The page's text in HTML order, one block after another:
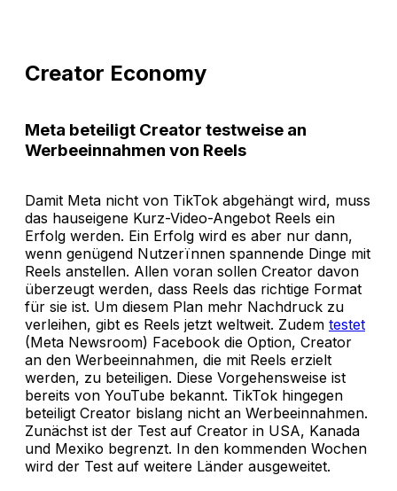
Creator Economy
Meta beteiligt Creator testweise an
Werbeeinnahmen von Reels
Damit Meta nicht von TikTok abgehängt wird, muss
das hauseigene Kurz-Video-Angebot Reels ein
Erfolg werden. Ein Erfolg wird es aber nur dann,
wenn genügend Nutzerïnnen spannende Dinge mit
Reels anstellen. Allen voran sollen Creator davon
überzeugt werden, dass Reels das richtige Format
für sie ist. Um diesem Plan mehr Nachdruck zu
verleihen, gibt es Reels jetzt weltweit. Zudem testet
(Meta Newsroom) Facebook die Option, Creator
an den Werbeeinnahmen, die mit Reels erzielt
werden, zu beteiligen. Diese Vorgehensweise ist
bereits von YouTube bekannt. TikTok hingegen
beteiligt Creator bislang nicht an Werbeeinnahmen.
Zunächst ist der Test auf Creator in USA, Kanada
und Mexiko begrenzt. In den kommenden Wochen
wird der Test auf weitere Länder ausgeweitet.